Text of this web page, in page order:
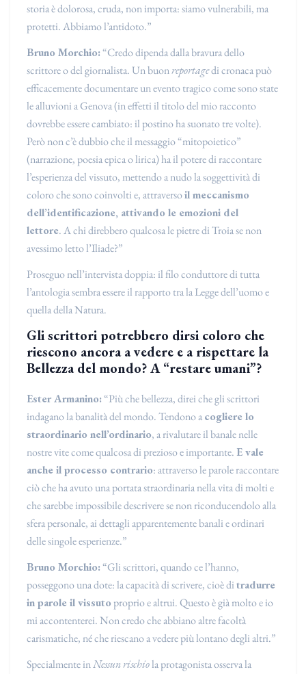
storia è dolorosa, cruda, non importa: siamo vulnerabili, ma
protetti. Abbiamo l’antidoto.”
Bruno Morchio:“Credo dipenda dalla bravura dello
scrittore o del giornalista. Un buonreportagedi cronaca può
efficacemente documentare un evento tragico come sono state
le alluvioni a Genova (in effetti il titolo del mio racconto
dovrebbe essere cambiato: il postino ha suonato tre volte).
Però non c’è dubbio che il messaggio “mitopoietico”
(narrazione, poesia epica o lirica) ha il potere di raccontare
l’esperienza del vissuto, mettendo a nudo la soggettività di
coloro che sono coinvolti e, attraversoil meccanismo
dell’identificazione, attivando le emozioni del
lettore. A chi direbbero qualcosa le pietre di Troia se non
avessimo letto l’Iliade?”
Proseguo nell’intervista doppia: il filo conduttore di tutta
l’antologia sembra essere il rapporto tra la Legge dell’uomo e
quella della Natura.
Gli scrittori potrebbero dirsi coloro che
riescono ancora a vedere e a rispettare la
Bellezza del mondo? A “restare umani”?
Ester Armanino:“Più che bellezza, direi che gli scrittori
indagano la banalità del mondo. Tendono acogliere lo
straordinario nell’ordinario, a rivalutare il banale nelle
nostre vite come qualcosa di prezioso e importante. E vale
anche il processo contrario: attraverso le parole raccontare
ciò che ha avuto una portata straordinaria nella vita di molti e
che sarebbe impossibile descrivere se non riconducendolo alla
sfera personale, ai dettagli apparentemente banali e ordinari
delle singole esperienze.”
Bruno Morchio:“Gli scrittori, quando ce l’hanno,
posseggono una dote: la capacità di scrivere, cioè ditradurre
in parole il vissuto proprio e altrui. Questo è già molto e io
mi accontenterei. Non credo che abbiano altre facoltà
carismatiche, né che riescano a vedere più lontano degli altri.”
Specialmente inNessun rischiola protagonista osserva la